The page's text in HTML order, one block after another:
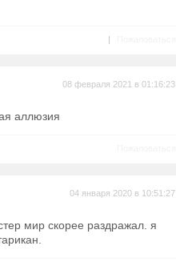
|
08 февраля 2021 в 01:16:23
аллюзия
04 января 2020 в 10:51:27
мир скорее раздражал. я